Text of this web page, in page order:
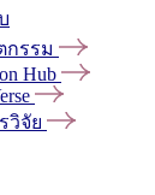
กรรม
Hub
วิจัย